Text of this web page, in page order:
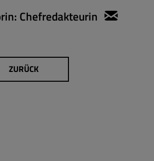
Chefredakteurin
ZURÜCK